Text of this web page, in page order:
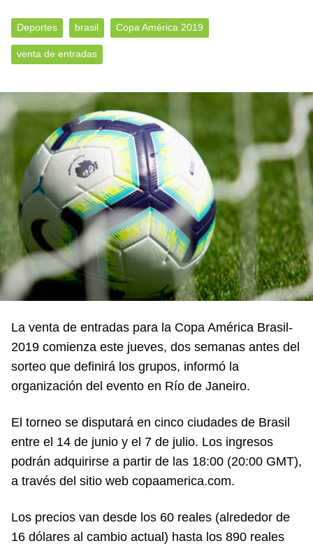
Deportes brasil Copa América 2019
venta de entradas
La venta de entradas para la Copa América Brasil-
2019 comienza este jueves, dos semanas antes del
sorteo que definirá los grupos, informó la
organización del evento en Río de Janeiro.
El torneo se disputará en cinco ciudades de Brasil
entre el 14 de junio y el 7 de julio. Los ingresos
podrán adquirirse a partir de las 18:00 (20:00 GMT),
a través del sitio web copaamerica.com.
Los precios van desde los 60 reales (alrededor de
16 dólares al cambio actual) hasta los 890 reales